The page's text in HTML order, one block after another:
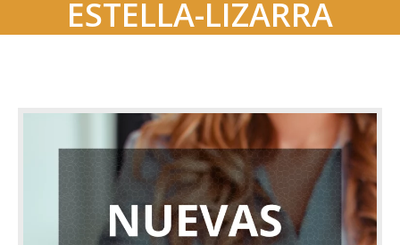
ESTELLA-LIZARRA